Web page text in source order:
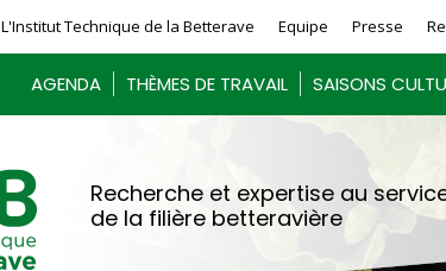
L'Institut Technique de la Betterave Equipe Presse
AGENDA THÈMES DE TRAVAIL SAISONS
Recherche et expertise au
de la filière betteravière